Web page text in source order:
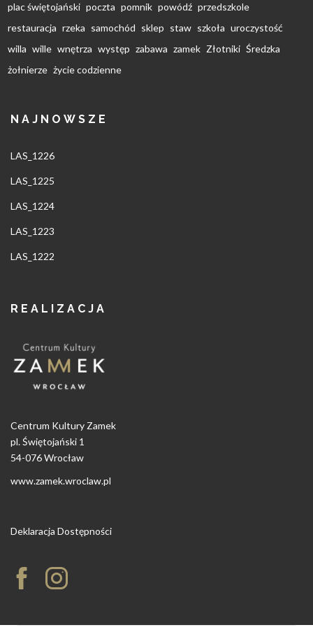
plac świętojański poczta pomnik powódź przedszkole
restauracja rzeka samochód sklep staw szkoła uroczystość
willa wille wnętrza występ zabawa zamek Złotniki Średzka
żołnierze życie codzienne
NAJNOWSZE
LAS_1226
LAS_1225
LAS_1224
LAS_1223
LAS_1222
REALIZACJA
Centrum Kultury Zamek
pl. Świętojański 1
54-076 Wrocław
www.zamek.wroclaw.pl
Deklaracja Dostępności